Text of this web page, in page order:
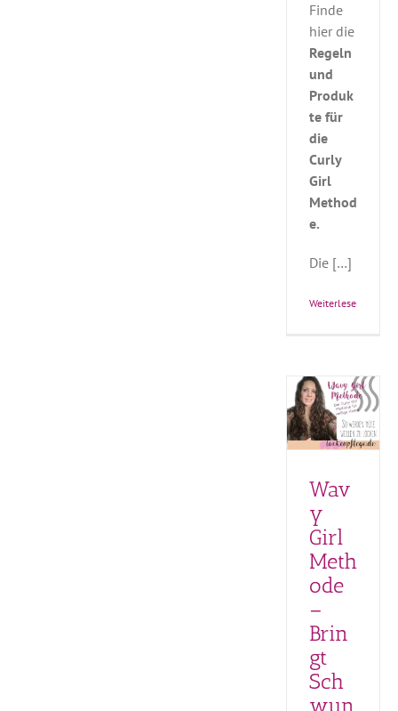
Finde
hier die
Regeln
und
Produk
te für
die
Curly
Girl
Method
e.
Die […]
Weiterlesen
Wav
y
Girl
Meth
ode
–
Brin
gt
Sch
wun